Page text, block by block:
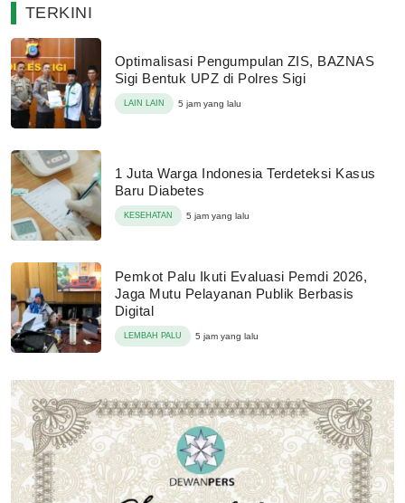
TERKINI
Optimalisasi Pengumpulan ZIS, BAZNAS
Sigi Bentuk UPZ di Polres Sigi
LAIN LAIN 5 jam yang lalu
1 Juta Warga Indonesia Terdeteksi Kasus
Baru Diabetes
KESEHATAN 5 jam yang lalu
Pemkot Palu Ikuti Evaluasi Pemdi 2026,
Jaga Mutu Pelayanan Publik Berbasis
Digital
LEMBAH PALU 5 jam yang lalu